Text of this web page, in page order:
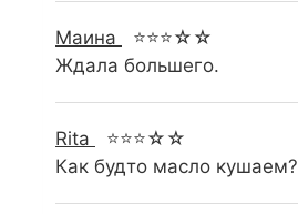
Маина
⭐⭐⭐☆☆
Ждала большего.
Rita
⭐⭐⭐☆☆
Как будто масло кушаем?